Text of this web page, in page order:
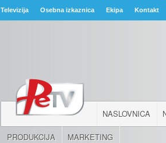
Televizija Osebna izkaznica Ekipa Kontakt
NASLOVNICA
PRODUKCIJA MARKETING